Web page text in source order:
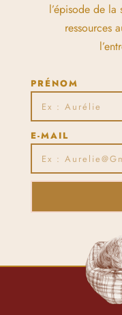
l’épisode de la
ressources
PRÉNOM
E-MAIL